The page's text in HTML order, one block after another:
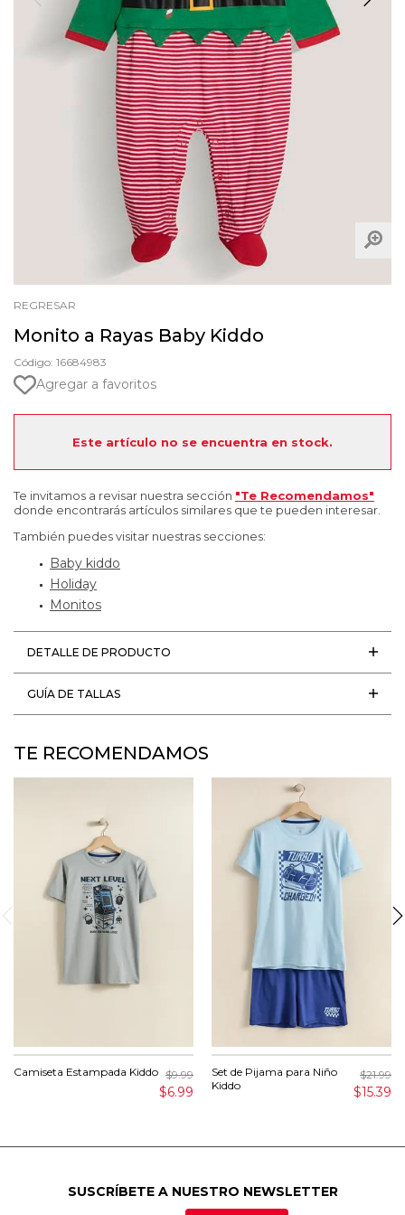
REGRESAR
Monito a Rayas Baby Kiddo
Código: 16684983
Agregar a favoritos
Este artículo no se encuentra en stock.
Te invitamos a revisar nuestra sección "Te Recomendamos"
donde encontrarás artículos similares que te pueden interesar.
También puedes visitar nuestras secciones:
Baby kiddo
Holiday
Monitos
DETALLE DE PRODUCTO
GUÍA DE TALLAS
TE RECOMENDAMOS
Camiseta Estampada Kiddo $9.99
$6.99
Set de Pijama para Niño
Kiddo
$21.99
$15.39
SUSCRÍBETE A NUESTRO NEWSLETTER